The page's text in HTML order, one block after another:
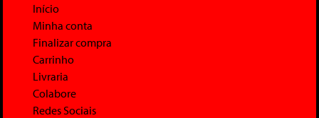
Início
Minha conta
Finalizar compra
Carrinho
Livraria
Colabore
Redes Sociais